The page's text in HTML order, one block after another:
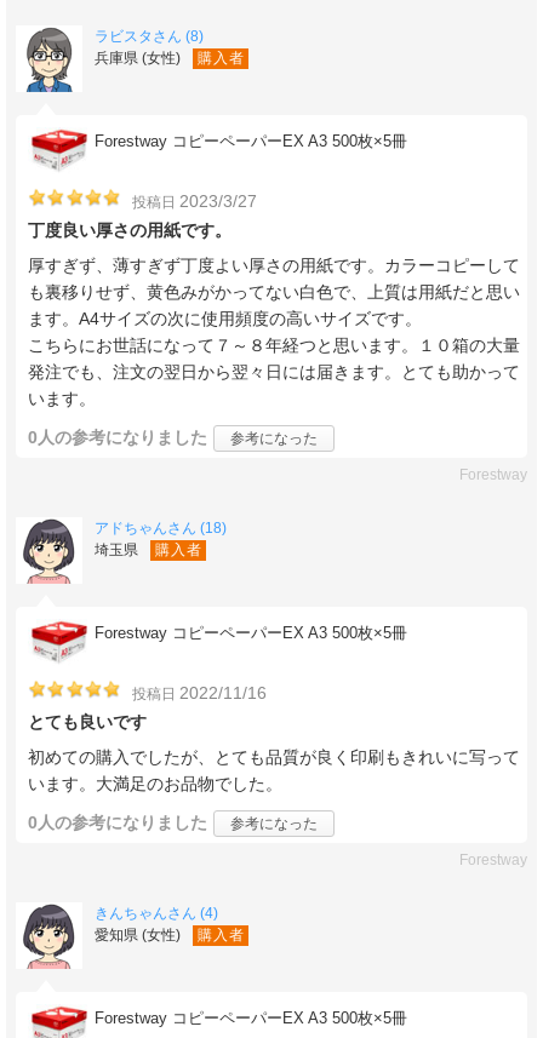
ラビスタさん (8)
兵庫県 (女性)
購入者
Forestway コピーペーパーEX A3 500枚×5冊
投稿日 2023/3/27
丁度良い厚さの用紙です。
厚すぎず、薄すぎず丁度よい厚さの用紙です。カラーコピーして
も裏移りせず、黄色みがかってない白色で、上質は用紙だと思い
ます。A4サイズの次に使用頻度の高いサイズです。
こちらにお世話になって７～８年経つと思います。１０箱の大量
発注でも、注文の翌日から翌々日には届きます。とても助かって
います。
0人の参考になりました 参考になった
Forestway
アドちゃんさん (18)
埼玉県
購入者
Forestway コピーペーパーEX A3 500枚×5冊
投稿日 2022/11/16
とても良いです
初めての購入でしたが、とても品質が良く印刷もきれいに写って
います。大満足のお品物でした。
0人の参考になりました 参考になった
Forestway
きんちゃんさん (4)
愛知県 (女性)
購入者
Forestway コピーペーパーEX A3 500枚×5冊